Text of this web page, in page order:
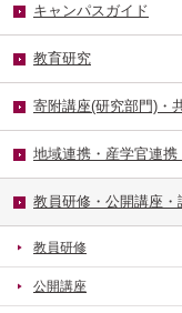
キャンパスガイド
教育研究
寄附講座(研究部門)・
地域連携・産学官連携
教員研修・公開講座
教員研修
公開講座